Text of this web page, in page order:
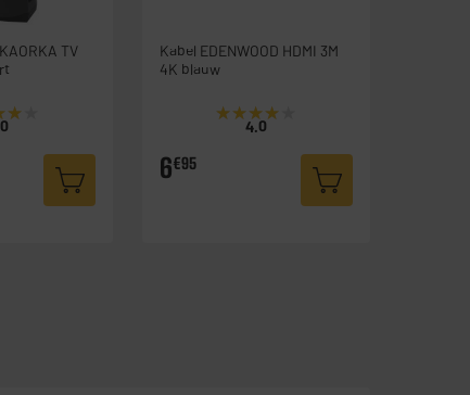
TV
Kabel EDENWOOD HDMI 3M
4K blauw
★★★★★
★★★★★
4.0
6€95